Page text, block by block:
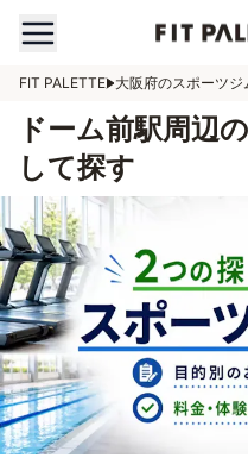
FIT PALETTE 大阪府のスポーツジ
ドーム前駅周辺
して探す